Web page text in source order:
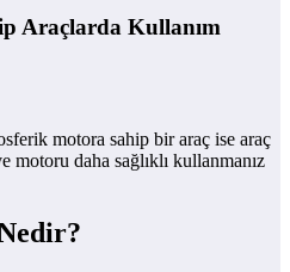
Araçlarda Kullanım
motora sahip bir araç ise araç
motoru daha sağlıklı kullanmanız